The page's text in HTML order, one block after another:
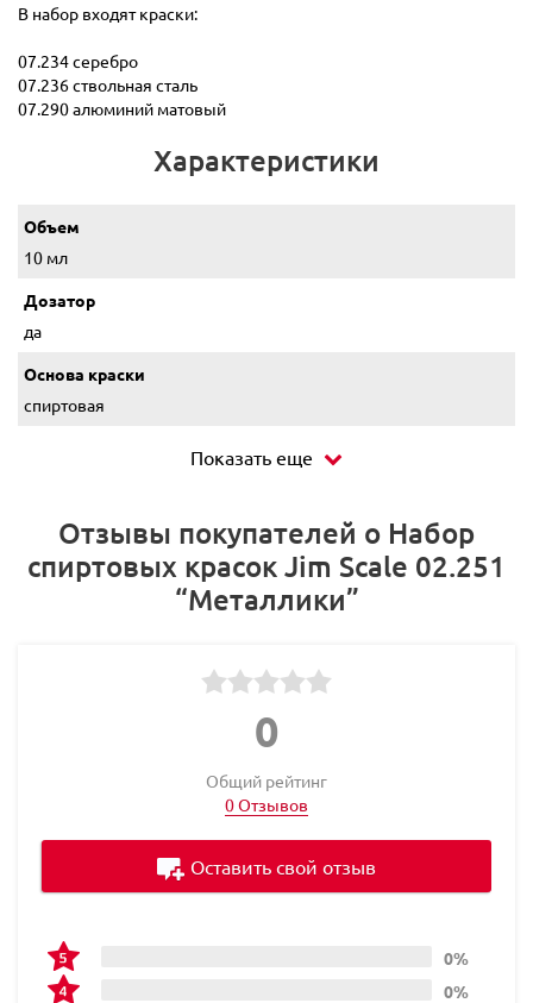
В набор входят краски:
07.234 серебро
07.236 ствольная сталь
07.290 алюминий матовый
Характеристики
Объем
10 мл
Дозатор
да
Основа краски
спиртовая
Показать еще
Отзывы покупателей о Набор
спиртовых красок Jim Scale 02.251
“Металлики”
0
Общий рейтинг
0 Отзывов
0%
0%
Оставить свой отзыв